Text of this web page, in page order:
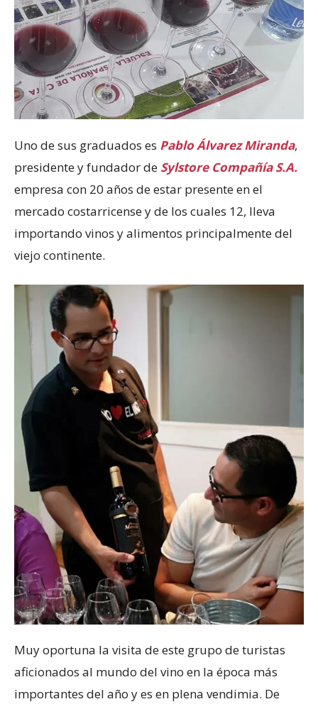
Uno de sus graduados es Pablo Álvarez Miranda,
presidente y fundador de Sylstore Compañía S.A.
empresa con 20 años de estar presente en el
mercado costarricense y de los cuales 12, lleva
importando vinos y alimentos principalmente del
viejo continente.
Muy oportuna la visita de este grupo de turistas
aficionados al mundo del vino en la época más
importantes del año y es en plena vendimia. De